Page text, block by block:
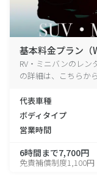
基本料金プラン（
RV・ミニバンのレ
の詳細は、こちらか
代表車種
ボディタイプ
営業時間
6時間まで7,700円
免責補償制度1,100円